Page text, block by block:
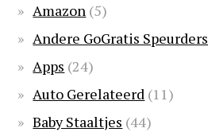
Amazon (5)
Andere GoGratis Speurders
Apps (24)
Auto Gerelateerd (11)
Baby Staaltjes (44)